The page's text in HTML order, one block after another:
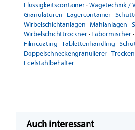
Flüssigkeitscontainer·Wägetechnik /
Granulatoren · Lagercontainer·
Wirbelschichtanlagen ·Mahlanlagen ·
Wirbelschichttrockner· Labormischer·
Filmcoating ·Tablettenhandling ·
Doppelschneckengranulierer·
Edelstahlbehälter
Auch interessant